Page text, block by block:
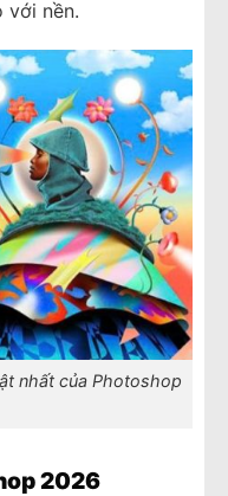
với nền.
nhất của Photoshop
2026